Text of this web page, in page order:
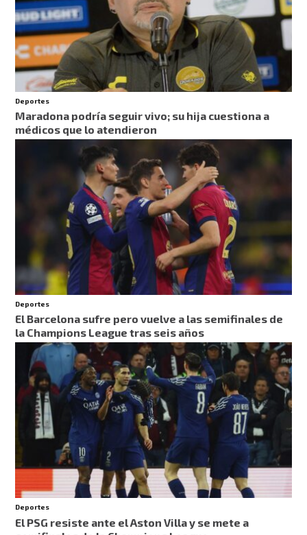
Deportes
Maradona podría seguir vivo; su hija cuestiona a
médicos que lo atendieron
Deportes
El Barcelona sufre pero vuelve a las semifinales de
la Champions League tras seis años
Deportes
El PSG resiste ante el Aston Villa y se mete a